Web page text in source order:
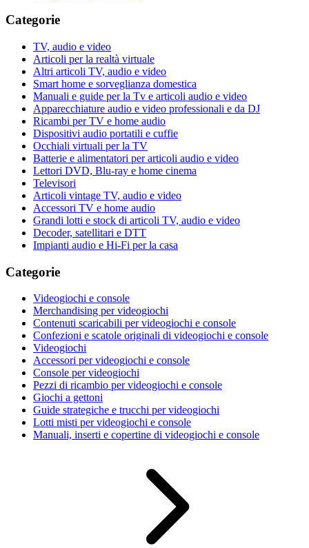
Categorie
TV, audio e video
Articoli per la realtà virtuale
Altri articoli TV, audio e video
Smart home e sorveglianza domestica
Manuali e guide per la Tv e articoli audio e video
Apparecchiature audio e video professionali e da DJ
Ricambi per TV e home audio
Dispositivi audio portatili e cuffie
Occhiali virtuali per la TV
Batterie e alimentatori per articoli audio e video
Lettori DVD, Blu-ray e home cinema
Televisori
Articoli vintage TV, audio e video
Accessori TV e home audio
Grandi lotti e stock di articoli TV, audio e video
Decoder, satellitari e DTT
Impianti audio e Hi-Fi per la casa
Categorie
Videogiochi e console
Merchandising per videogiochi
Contenuti scaricabili per videogiochi e console
Confezioni e scatole originali di videogiochi e console
Videogiochi
Accessori per videogiochi e console
Console per videogiochi
Pezzi di ricambio per videogiochi e console
Giochi a gettoni
Guide strategiche e trucchi per videogiochi
Lotti misti per videogiochi e console
Manuali, inserti e copertine di videogiochi e console